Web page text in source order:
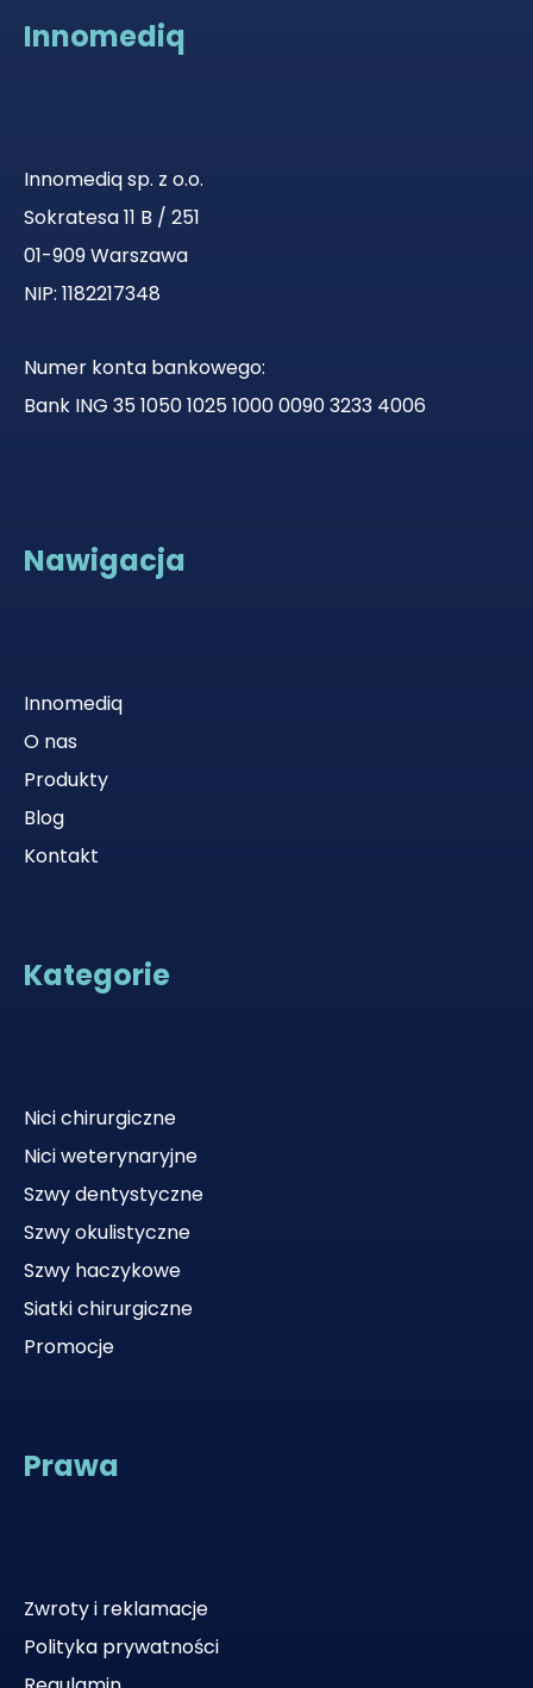
Innomediq
Innomediq sp. z o.o.
Sokratesa 11 B / 251
01-909 Warszawa
NIP: 1182217348
Numer konta bankowego:
Bank ING 35 1050 1025 1000 0090 3233 4006
Nawigacja
Innomediq
O nas
Produkty
Blog
Kontakt
Kategorie
Nici chirurgiczne
Nici weterynaryjne
Szwy dentystyczne
Szwy okulistyczne
Szwy haczykowe
Siatki chirurgiczne
Promocje
Prawa
Zwroty i reklamacje
Polityka prywatności